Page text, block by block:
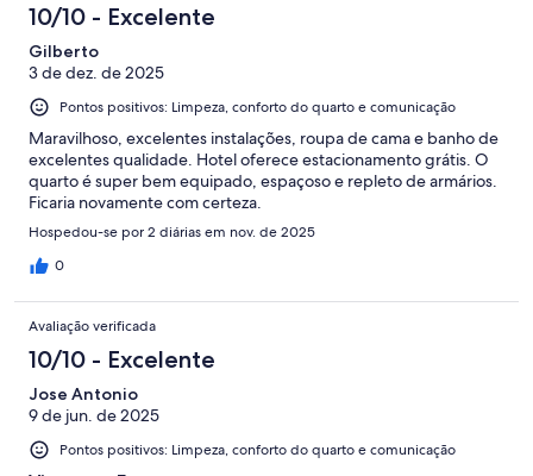
10/10 - Excelente
Gilberto
3 de dez. de 2025
Pontos positivos: Limpeza, conforto do quarto e comunicação
Maravilhoso, excelentes instalações, roupa de cama e banho de
excelentes qualidade. Hotel oferece estacionamento grátis. O
quarto é super bem equipado, espaçoso e repleto de armários.
Ficaria novamente com certeza.
Hospedou-se por 2 diárias em nov. de 2025
0
Avaliação verificada
10/10 - Excelente
Jose Antonio
9 de jun. de 2025
Pontos positivos: Limpeza, conforto do quarto e comunicação